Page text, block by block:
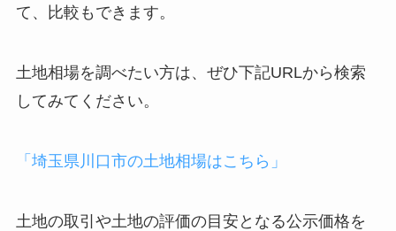
て、比較もできます。
土地相場を調べたい方は、ぜひ下記URLから検索
してみてください。
「埼玉県川口市の土地相場はこちら」
土地の取引や土地の評価の目安となる公示価格を